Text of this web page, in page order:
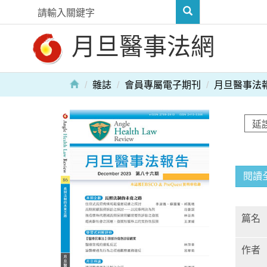
月旦醫事法網
雜誌 會員專屬電子期刊 月旦醫事法
閱讀
篇名
作者